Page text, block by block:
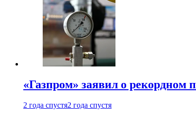
«Газпром» заявил о рекордном
2 года спустя2 года спустя